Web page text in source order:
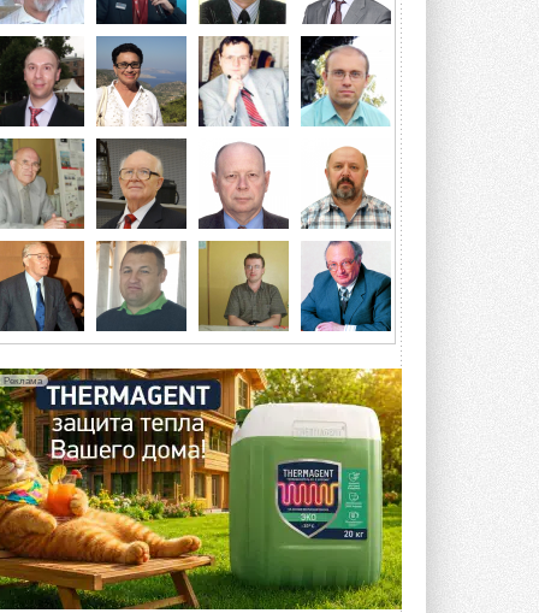
21-й ежегодный форум
«ЦОД-2026»
Мероприятие пройдет 2-3 сентября в
отеле Radisson Slavyanskaya. Форум
посетит более двух тысяч участников ...
5 АВГУСТА 2026
Китайская Shenling представила
линейку тепловых насосов
«воздух-вода» на R290
Серия ThermaX R290 All-In-One
включает три модели ...
4 АВГУСТА 2026
Тепловые насосы в связке с
солнечной генерацией и
накопителем снижают
потребление на 60%
Исследователи из Италии установили ...
4 АВГУСТА 2026
«РУСКЛИМАТ Fest 2026» в Уфе
собрал свыше 700 профи
климатической отрасли
Организатором выступил торгово-
производственный холдинг ...
3 АВГУСТА 2026
«Датарк» испытал модульный
ЦОД с плотностью 54 кВт на
Реклама